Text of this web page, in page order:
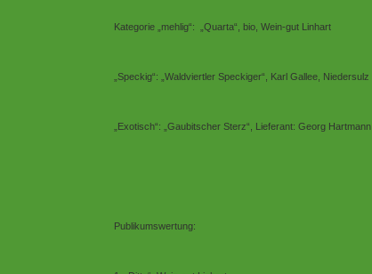
Kategorie „mehlig“: „Quarta“, bio, Wein-gut Linhart
„Speckig“: „Waldviertler Speckiger“, Karl Gallee, Niedersulz
„Exotisch“: „Gaubitscher Sterz“, Lieferant: Georg Hartmann
Publikumswertung: